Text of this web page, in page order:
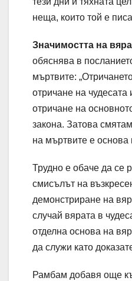
неща, които той е
Значимостта на
обяснява в
мъртвите:
отричане на чудесата
отричане на
закона. Затова
на мъртвите е основа
Трудно е обаче да се
смисълът на
демонстриране на
случай вярата в
отделна основа на
да служи като
Рамбам добавя още